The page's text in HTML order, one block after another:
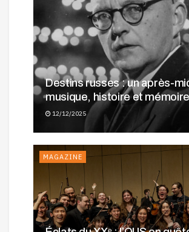
Destins russes : un après-
musique, histoire et mémoire
12/12/2025
MAGAZINE